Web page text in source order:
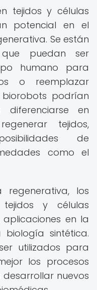
tejidos y células
potencial en el
Se están
que puedan ser
humano para
o reemplazar
biorobots podrían
en
tejidos,
de
como el
los
y células
en la
sintética.
utilizados para
los procesos
nuevos